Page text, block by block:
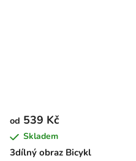
3dílný obraz Bicykl
od 539 Kč
Skladem